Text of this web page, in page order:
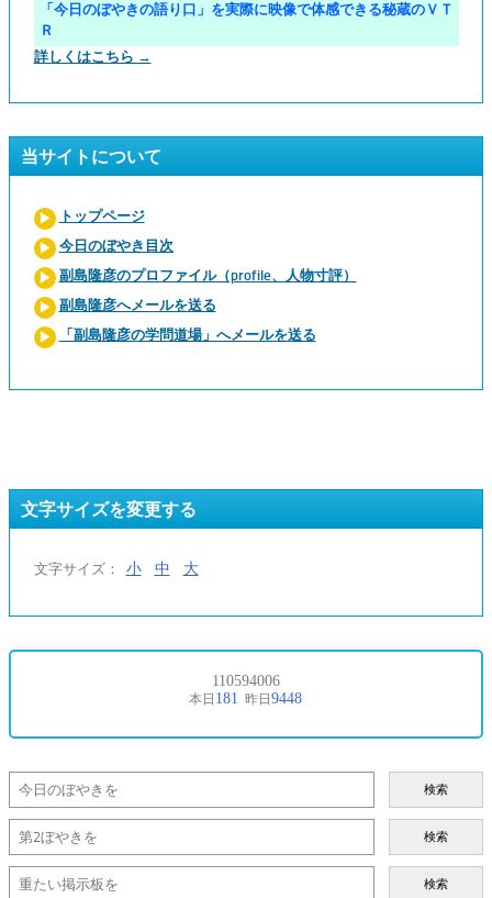
「今日のぼやきの語り口」を実際に映像で体感できる秘蔵のＶＴ
Ｒ
詳しくはこちら →
当サイトについて
トップページ
今日のぼやき目次
副島隆彦のプロファイル（profile、人物寸評）
副島隆彦へメールを送る
「副島隆彦の学問道場」へメールを送る
文字サイズを変更する
文字サイズ： 小 中 大
検索
検索
検索